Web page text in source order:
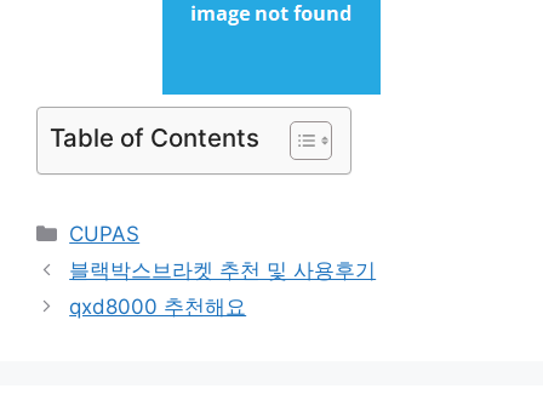
Table of Contents
Categories
CUPAS
블랙박스브라켓 추천 및 사용후기
qxd8000 추천해요